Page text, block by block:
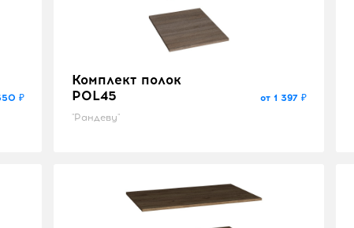
₽
Комплект полок
POL45
"Рандеву"
от 1 397 ₽